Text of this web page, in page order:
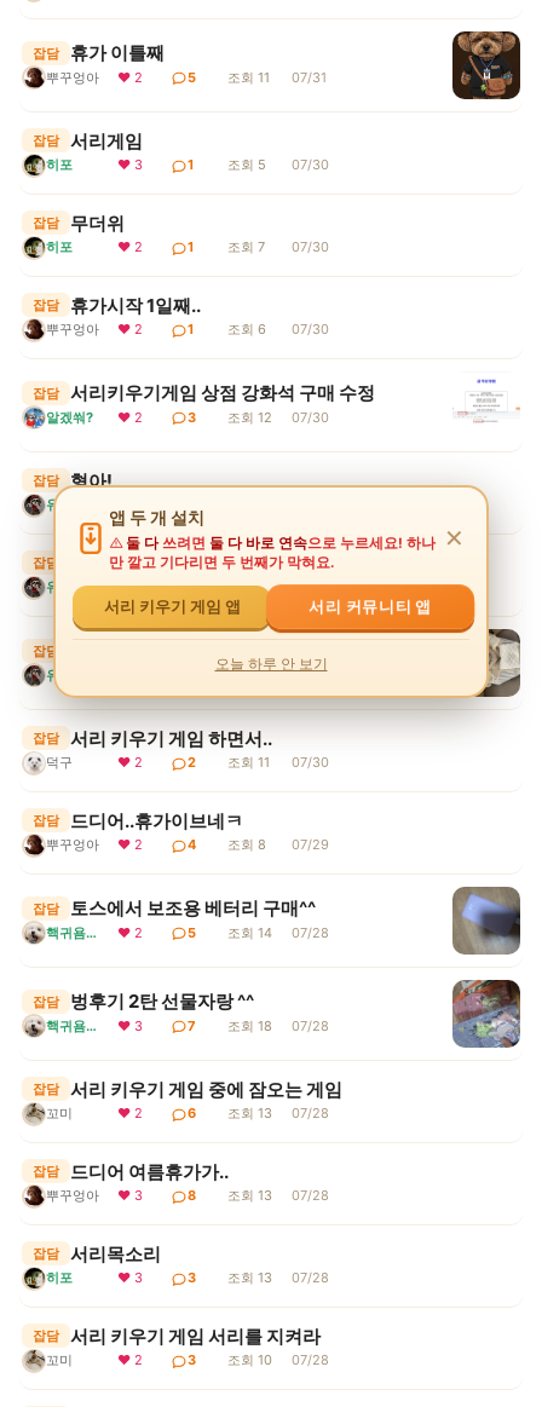
잡담 휴가 이틀째
뿌꾸엉아 ❤ 2 5 조회 11 07/31
잡담 서리게임
히포 ❤ 3 1 조회 5 07/30
잡담 무더위
히포 ❤ 2 1 조회 7 07/30
잡담 휴가시작 1일째..
뿌꾸엉아 ❤ 2 1 조회 6 07/30
잡담 서리키우기게임 상점 강화석 구매 수정
알겠쒀? ❤ 2 3 조회 12 07/30
잡담 형아!
유후눈나
잡담 휴가를 방구석에서ㅠ
유후눈나 ❤ 2 2 조회 9 07/30
잡담
유후눈나 조회 14 07/30
잡담 서리 키우기 게임 하면서..
덕구 ❤ 2 2 조회 11 07/30
잡담 드디어..휴가이브네ㅋ
뿌꾸엉아 ❤ 2 4 조회 8 07/29
잡담 토스에서 보조용 베터리 구매^^
핵귀욤서리 ❤ 2 5 조회 14 07/28
잡담 벙후기 2탄 선물자랑 ^^
핵귀욤서리 ❤ 3 7 조회 18 07/28
잡담 서리 키우기 게임 중에 잠오는 게임
꼬미 ❤ 2 6 조회 13 07/28
잡담 드디어 여름휴가가..
뿌꾸엉아 ❤ 3 8 조회 13 07/28
잡담 서리목소리
히포 ❤ 3 3 조회 13 07/28
잡담 서리 키우기 게임 서리를 지켜라
꼬미 ❤ 2 3 조회 10 07/28
앱 두 개 설치
둘 다쓰려면 둘 다 바로 연속으로 누르세요! 하나
만 깔고 기다리면 두 번째가 막혀요.
✕
서리 키우기 게임 앱 서리 커뮤니티 앱
오늘 하루 안 보기